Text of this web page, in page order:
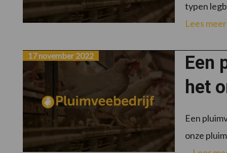
typen
Lees meer
Een
het
17 november 2022
Een
onze